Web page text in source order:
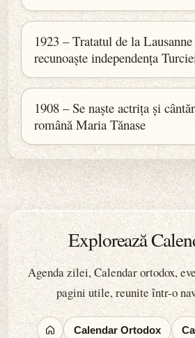
1923 – Tratatul de la Lausanne
recunoaște independența
1908 – Se naște actrița și
română Maria Tănase
Explorează
Agenda zilei, Calendar ortodox,
pagini utile, reunite într-o
Calendar Ortodox